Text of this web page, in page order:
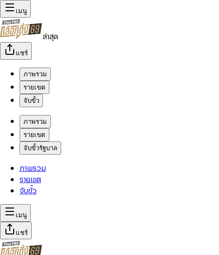
เมนู
ล่าสุด
แชร์
ภาพรวม
รายเขต
จับขั้ว
ภาพรวม
รายเขต
จับขั้วรัฐบาล
ภาพรวม
รายเขต
จับขั้ว
เมนู
แชร์